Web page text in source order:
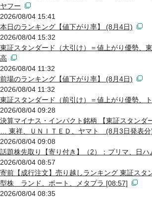
ヤフー
2026/08/04 15:41
本日のランキング【値下がり率】 (8月4日)
2026/08/04 15:32
東証スタンダード（大引け）＝値上がり優勢、
高
2026/08/04 11:32
前場のランキング【値下がり率】 (8月4日)
2026/08/04 11:32
東証スタンダード（前引け）＝値上がり優勢、
2026/08/04 09:28
決算マイナス・インパクト銘柄 【東証スタンダ
… 東祥、ＵＮＩＴＥＤ、ヤマト (8月3日発表分
2026/08/04 09:08
話題株先取り【寄り付き】（2）：プリマ、日
2026/08/04 08:57
寄前【成行注文】売り越しランキング 東証スタ
型株 ランド、ポート、メタプラ [08:57]
2026/08/04 08:35